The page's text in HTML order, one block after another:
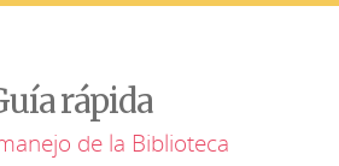
rápida
de la Biblioteca